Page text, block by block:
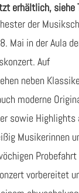
erhältlich, siehe
der
Mai in der Aula
Auf
neben
moderne
sowie Highlights
Musikerinnen
vorbereitet